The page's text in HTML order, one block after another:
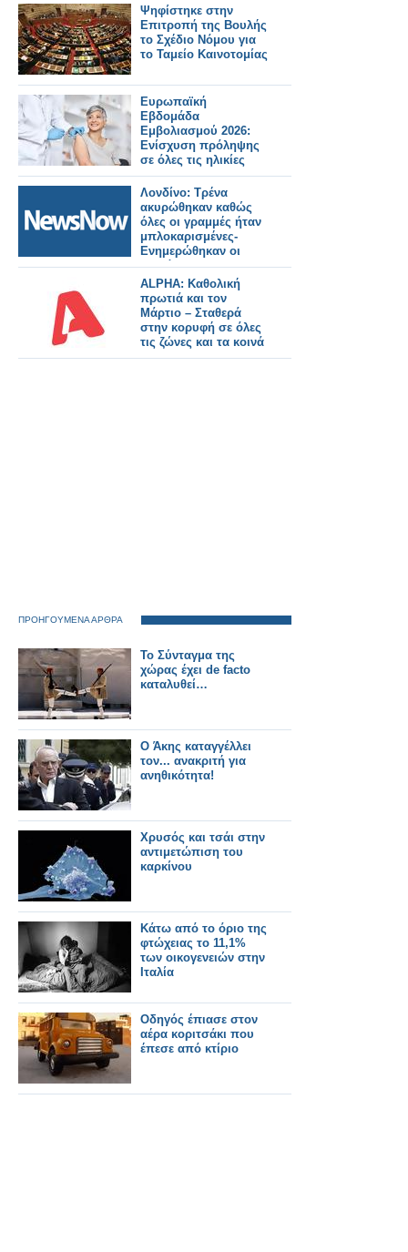
Ψηφίστηκε στην
Επιτροπή της Βουλής
το Σχέδιο Νόμου για
το Ταμείο Καινοτομίας
Ευρωπαϊκή
Εβδομάδα
Εμβολιασμού 2026:
Ενίσχυση πρόληψης
σε όλες τις ηλικίες
Λονδίνο: Τρένα
ακυρώθηκαν καθώς
όλες οι γραμμές ήταν
μπλοκαρισμένες-
Ενημερώθηκαν οι
επιβάτες.
ALPHA: Καθολική
πρωτιά και τον
Μάρτιο – Σταθερά
στην κορυφή σε όλες
τις ζώνες και τα κοινά
ΠΡΟΗΓΟΥΜΕΝΑ ΑΡΘΡΑ
Το Σύνταγμα της
χώρας έχει de facto
καταλυθεί…
Ο Άκης καταγγέλλει
τον... ανακριτή για
ανηθικότητα!
Χρυσός και τσάι στην
αντιμετώπιση του
καρκίνου
Κάτω από το όριο της
φτώχειας τo 11,1%
των οικογενειών στην
Ιταλία
Οδηγός έπιασε στον
αέρα κοριτσάκι που
έπεσε από κτίριο